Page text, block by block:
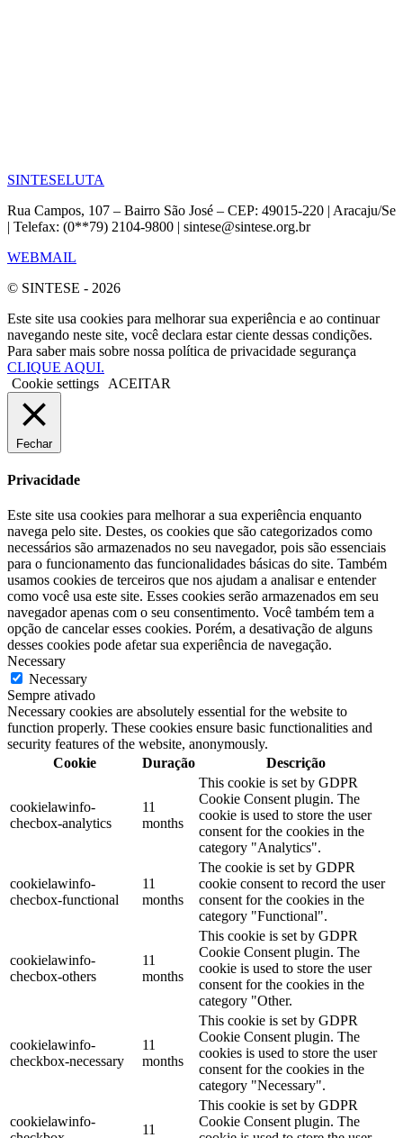
SINTESELUTA
Rua Campos, 107 – Bairro São José – CEP: 49015-220 | Aracaju/Se
| Telefax: (0**79) 2104-9800 | sintese@sintese.org.br
WEBMAIL
© SINTESE - 2026
Este site usa cookies para melhorar sua experiência e ao continuar
navegando neste site, você declara estar ciente dessas condições.
Para saber mais sobre nossa política de privacidade segurança
CLIQUE AQUI.
Cookie settings
ACEITAR
Fechar
Privacidade
Este site usa cookies para melhorar a sua experiência enquanto
navega pelo site. Destes, os cookies que são categorizados como
necessários são armazenados no seu navegador, pois são essenciais
para o funcionamento das funcionalidades básicas do site. Também
usamos cookies de terceiros que nos ajudam a analisar e entender
como você usa este site. Esses cookies serão armazenados em seu
navegador apenas com o seu consentimento. Você também tem a
opção de cancelar esses cookies. Porém, a desativação de alguns
desses cookies pode afetar sua experiência de navegação.
Necessary
Necessary
Sempre ativado
Necessary cookies are absolutely essential for the website to
function properly. These cookies ensure basic functionalities and
security features of the website, anonymously.
Cookie
Duração Descrição
cookielawinfo-
checbox-analytics
11
months
This cookie is set by GDPR
Cookie Consent plugin. The
cookie is used to store the user
consent for the cookies in the
category "Analytics".
cookielawinfo-
checbox-functional
11
months
The cookie is set by GDPR
cookie consent to record the user
consent for the cookies in the
category "Functional".
cookielawinfo-
checbox-others
11
months
This cookie is set by GDPR
Cookie Consent plugin. The
cookie is used to store the user
consent for the cookies in the
category "Other.
cookielawinfo-
checkbox-necessary
11
months
This cookie is set by GDPR
Cookie Consent plugin. The
cookies is used to store the user
consent for the cookies in the
category "Necessary".
cookielawinfo-
11
This cookie is set by GDPR
Cookie Consent plugin. The